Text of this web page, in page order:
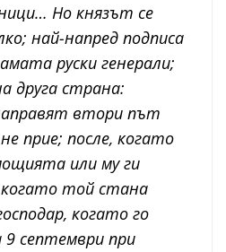
Но князът се
най-напред подписа
руски генерали;
друга страна:
втори път
прие; после, когато
или му ги
когато той стана
когато го
септември при